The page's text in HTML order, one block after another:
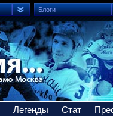
Блоги
Легенды Стат